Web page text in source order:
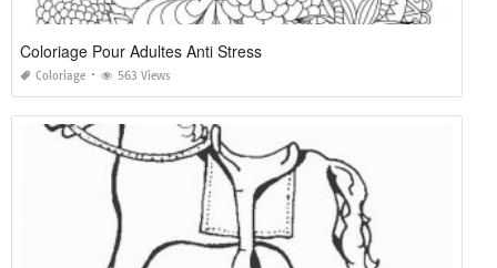
Coloriage Pour Adultes Anti Stress
Coloriage 563 Views